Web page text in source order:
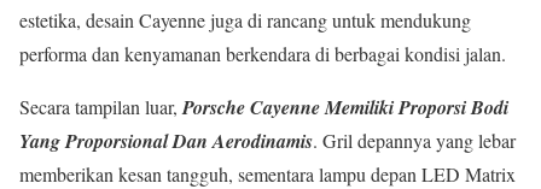
estetika, desain Cayenne juga di rancang untuk mendukung
performa dan kenyamanan berkendara di berbagai kondisi jalan.
Secara tampilan luar, Porsche Cayenne Memiliki Proporsi Bodi
Yang Proporsional Dan Aerodinamis. Gril depannya yang lebar
memberikan kesan tangguh, sementara lampu depan LED Matrix